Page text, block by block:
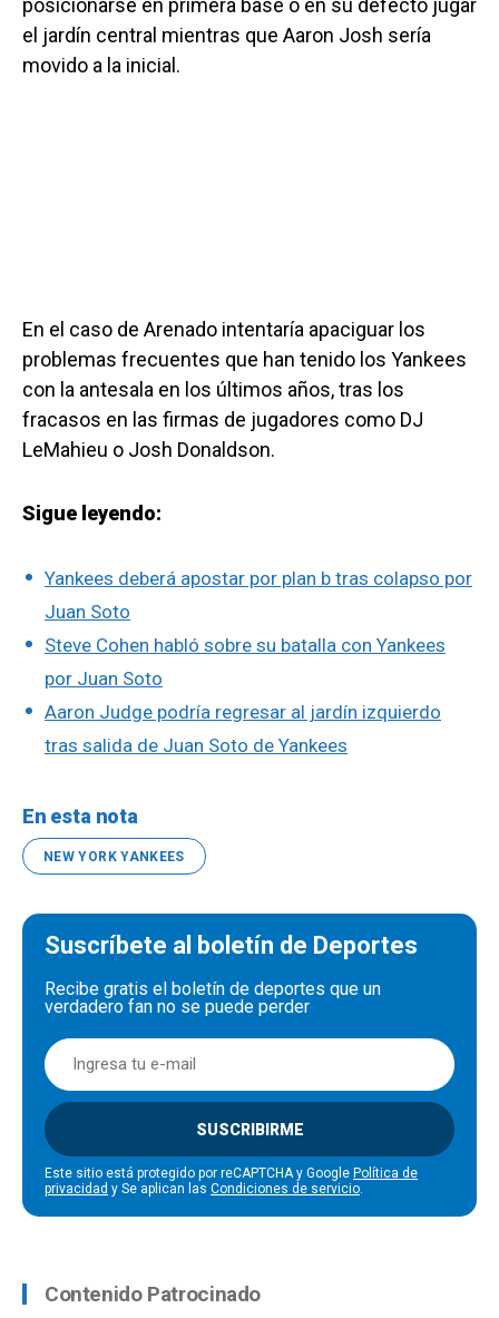
posicionarse en primera base o en su defecto jugar
el jardín central mientras que Aaron Josh sería
movido a la inicial.
En el caso de Arenado intentaría apaciguar los
problemas frecuentes que han tenido los Yankees
con la antesala en los últimos años, tras los
fracasos en las firmas de jugadores como DJ
LeMahieu o Josh Donaldson.
Sigue leyendo:
Yankees deberá apostar por plan b tras colapso por
Juan Soto
Steve Cohen habló sobre su batalla con Yankees
por Juan Soto
Aaron Judge podría regresar al jardín izquierdo
tras salida de Juan Soto de Yankees
En esta nota
NEW YORK YANKEES
Suscríbete al boletín de Deportes
Recibe gratis el boletín de deportes que un
verdadero fan no se puede perder
SUSCRIBIRME
Este sitio está protegido por reCAPTCHA y Google Política de
privacidad y Se aplican las Condiciones de servicio.
Contenido Patrocinado